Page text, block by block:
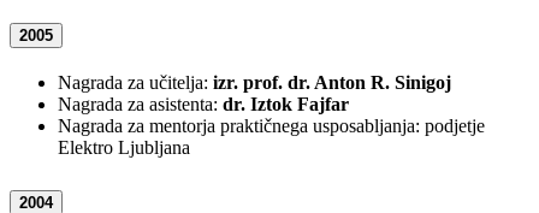
2005
Nagrada za učitelja: izr. prof. dr. Anton R. Sinigoj
Nagrada za asistenta: dr. Iztok Fajfar
Nagrada za mentorja praktičnega usposabljanja: podjetje
Elektro Ljubljana
2004